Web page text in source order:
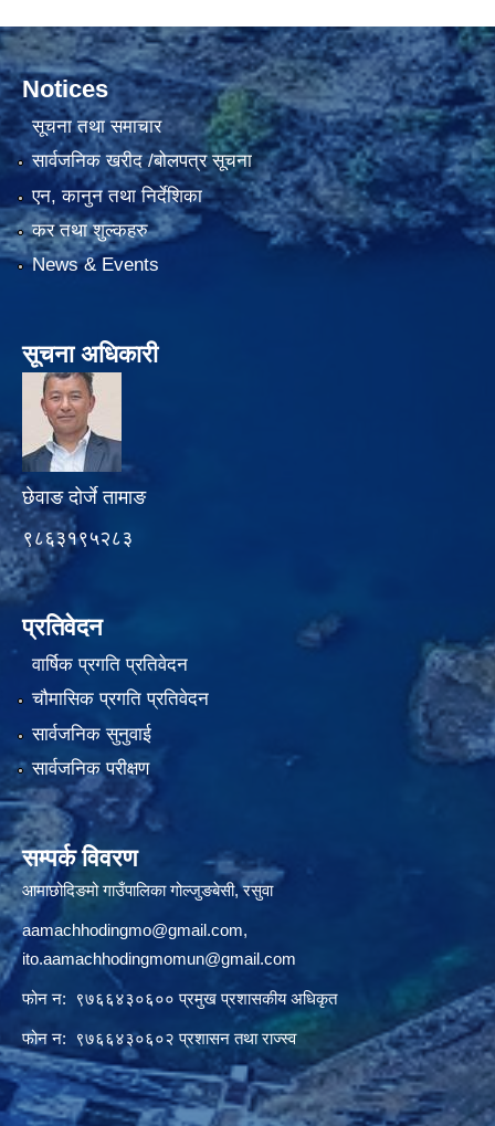
Notices
सूचना तथा समाचार
सार्वजनिक खरीद /बोलपत्र सूचना
एन, कानुन तथा निर्देशिका
कर तथा शुल्कहरु
News & Events
सूचना अधिकारी
छेवाङ दोर्जे तामाङ
९८६३१९५२८३
प्रतिवेदन
वार्षिक प्रगति प्रतिवेदन
चौमासिक प्रगति प्रतिवेदन
सार्वजनिक सुनुवाई
सार्वजनिक परीक्षण
सम्पर्क विवरण
आमाछोदिङमो गाउँपालिका गोल्जुङबेसी, रसुवा
aamachhodingmo@gmail.com,
ito.aamachhodingmomun@gmail.com
फोन न: ९७६६४३०६०० प्रमुख प्रशासकीय अधिकृत
फोन न: ९७६६४३०६०२ प्रशासन तथा राज्स्व